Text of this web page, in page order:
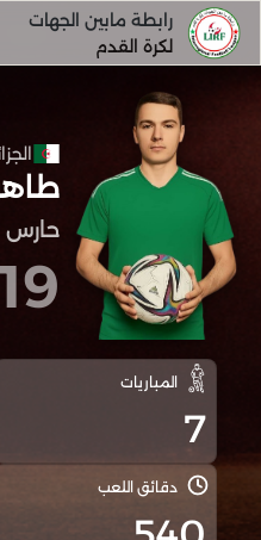
رابطة مابين الجهات
لكرة القدم
19
المباريات
7
دقائق اللعب